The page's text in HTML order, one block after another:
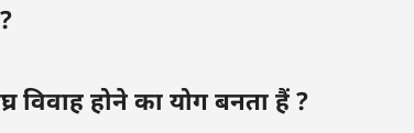
होने का योग बनता हैं ?